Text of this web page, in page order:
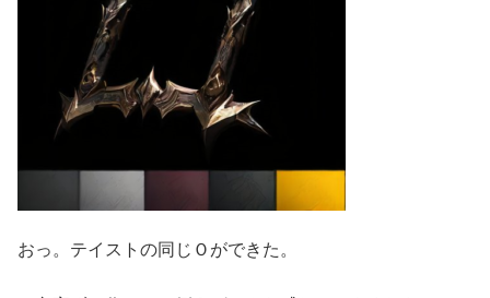
おっ。テイストの同じＯができた。